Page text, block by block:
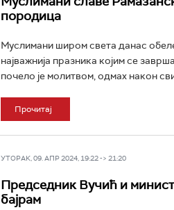
породица
Муслимани широм света данас
најважнија празника којим се
почело је молитвом, одмах након
Прочитај
УТОРАК, 09. АПР 2024, 19:22 -> 21:20
Председник Вучић и
бајрам